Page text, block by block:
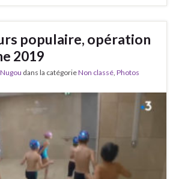
populaire, opération
2019
dans la catégorieNon classé, Photos